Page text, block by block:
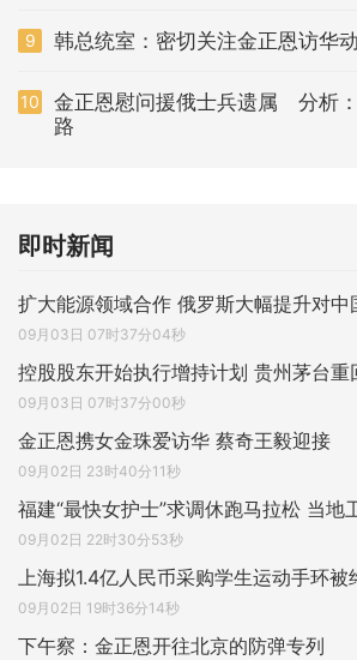
9 韩总统室：密切关注金正恩访华
10
金正恩慰问援俄士兵遗属 分析
路
即时新闻
扩大能源领域合作 俄罗斯大幅提升对中
09月03日 07时37分04秒
控股股东开始执行增持计划 贵州茅台重
09月03日 07时37分00秒
金正恩携女金珠爱访华 蔡奇王毅迎接
09月02日 23时40分11秒
福建“最快女护士”求调休跑马拉松 当地
09月02日 22时30分53秒
上海拟1.4亿人民币采购学生运动手环被
09月02日 19时36分14秒
下午察：金正恩开往北京的防弹专列